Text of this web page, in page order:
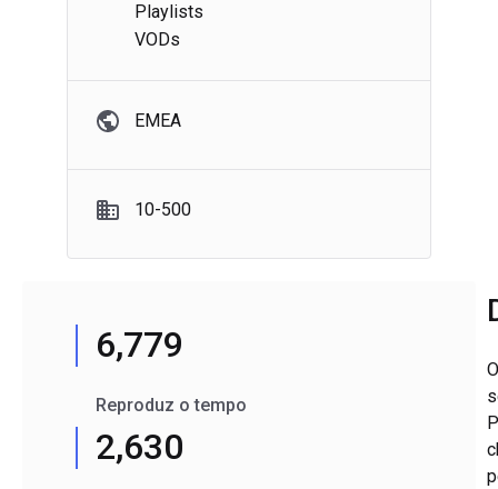
Playlists
VODs
EMEA
10-500
6,779
Reproduz o tempo
2,630
O